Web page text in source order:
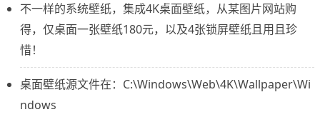
不一样的系统壁纸，集成4K桌面壁纸，从某图片网站购
得，仅桌面一张壁纸180元，以及4张锁屏壁纸且用且珍
惜！
桌面壁纸源文件在：C:\Windows\Web\4K\Wallpaper\Wi
ndows